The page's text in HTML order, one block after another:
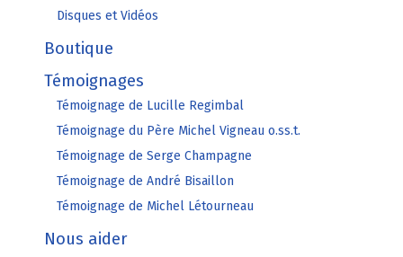
Disques et Vidéos
Boutique
Témoignages
Témoignage de Lucille Regimbal
Témoignage du Père Michel Vigneau o.ss.t.
Témoignage de Serge Champagne
Témoignage de André Bisaillon
Témoignage de Michel Létourneau
Nous aider